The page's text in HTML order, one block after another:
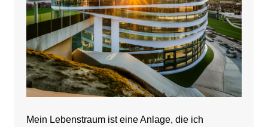
Mein Lebenstraum ist eine Anlage, die ich